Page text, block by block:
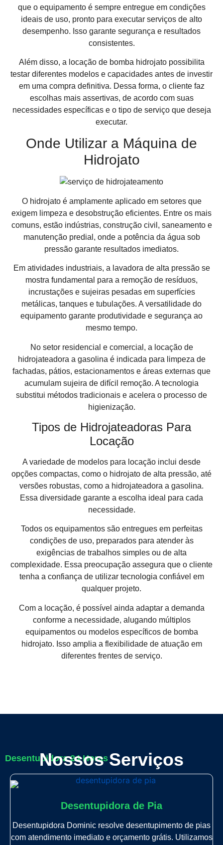
que o equipamento é sempre entregue em condições
ideais de uso, pronto para executar serviços de alto
desempenho. Isso garante segurança e resultados
consistentes.
Além disso, a locação de bomba hidrojato possibilita
testar diferentes modelos e capacidades antes de investir
em uma compra definitiva. Dessa forma, o cliente faz
escolhas mais assertivas, de acordo com suas
necessidades específicas e o tipo de serviço que deseja
executar.
Onde Utilizar a Máquina de
Hidrojato
O hidrojato é amplamente aplicado em setores que
exigem limpeza e desobstrução eficientes. Entre os mais
comuns, estão indústrias, construção civil, saneamento e
manutenção predial, onde a potência da água sob
pressão garante resultados imediatos.
Em atividades industriais, a lavadora de alta pressão se
mostra fundamental para a remoção de resíduos,
incrustações e sujeiras pesadas em superfícies
metálicas, tanques e tubulações. A versatilidade do
equipamento garante produtividade e segurança ao
mesmo tempo.
No setor residencial e comercial, a locação de
hidrojateadora a gasolina é indicada para limpeza de
fachadas, pátios, estacionamentos e áreas externas que
acumulam sujeira de difícil remoção. A tecnologia
substitui métodos tradicionais e acelera o processo de
higienização.
Tipos de Hidrojateadoras Para
Locação
A variedade de modelos para locação inclui desde
opções compactas, como o hidrojato de alta pressão, até
versões robustas, como a hidrojateadora a gasolina.
Essa diversidade garante a escolha ideal para cada
necessidade.
Todos os equipamentos são entregues em perfeitas
condições de uso, preparados para atender às
exigências de trabalhos simples ou de alta
complexidade. Essa preocupação assegura que o cliente
tenha a confiança de utilizar tecnologia confiável em
qualquer projeto.
Com a locação, é possível ainda adaptar a demanda
conforme a necessidade, alugando múltiplos
equipamentos ou modelos específicos de bomba
hidrojato. Isso amplia a flexibilidade de atuação em
diferentes frentes de serviço.
Desentupidora 24 Horas
Nossos Serviços
Desentupidora de Pia
Desentupidora Dominic resolve desentupimento de pias
com atendimento imediato e orçamento grátis. Utilizamos